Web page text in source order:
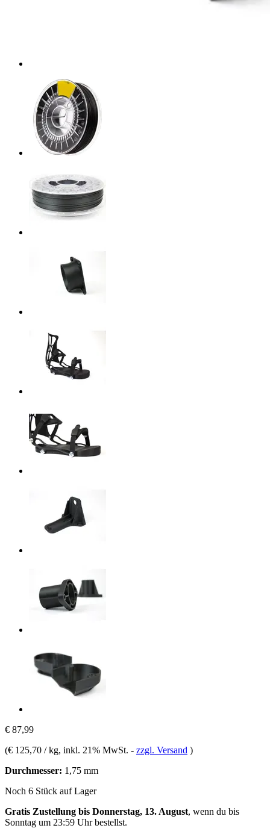
€ 87,99
(€ 125,70 / kg, inkl. 21% MwSt. - zzgl. Versand )
Durchmesser: 1,75 mm
Noch 6 Stück auf Lager
Gratis Zustellung bis Donnerstag, 13. August, wenn du bis
Sonntag um 23:59 Uhrbestellst.